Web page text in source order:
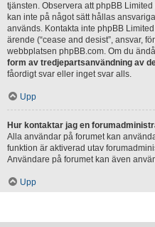
tjänsten. Observera att phpBB Limited
kan inte på något sätt hållas
används. Kontakta inte phpBB
ärende (“cease and desist”, ansvar,
webbplatsen phpBB.com. Om du
form av tredjepartsanvändning av
fåordigt svar eller inget svar alls.
Upp
Hur kontaktar jag en
Alla användar på forumet kan
funktion är aktiverad utav
Användare på forumet kan även
Upp